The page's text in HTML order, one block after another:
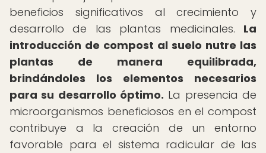
beneficios significativos al crecimiento y
desarrollo de las plantas medicinales. La
introducción de compost al suelo nutre las
plantas de manera equilibrada,
brindándoles los elementos necesarios
para su desarrollo óptimo. La presencia de
microorganismos beneficiosos en el compost
contribuye a la creación de un entorno
favorable para el sistema radicular de las